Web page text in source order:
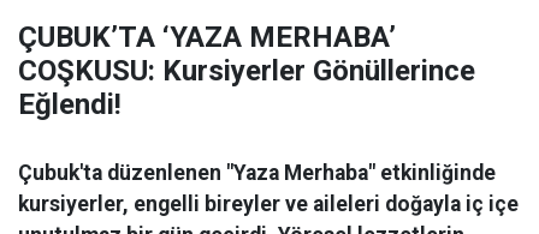
ÇUBUK’TA ‘YAZA MERHABA’
COŞKUSU: Kursiyerler Gönüllerince
Eğlendi!
Çubuk'ta düzenlenen "Yaza Merhaba" etkinliğinde
kursiyerler, engelli bireyler ve aileleri doğayla iç içe